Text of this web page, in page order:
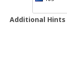
Additional Hints